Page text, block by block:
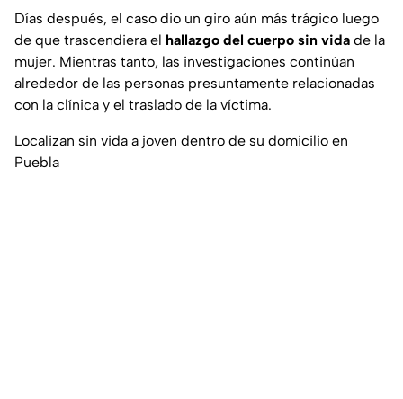
Días después, el caso dio un giro aún más trágico luego
de que trascendiera el hallazgo del cuerpo sin vida de la
mujer. Mientras tanto, las investigaciones continúan
alrededor de las personas presuntamente relacionadas
con la clínica y el traslado de la víctima.
Localizan sin vida a joven dentro de su domicilio en
Puebla